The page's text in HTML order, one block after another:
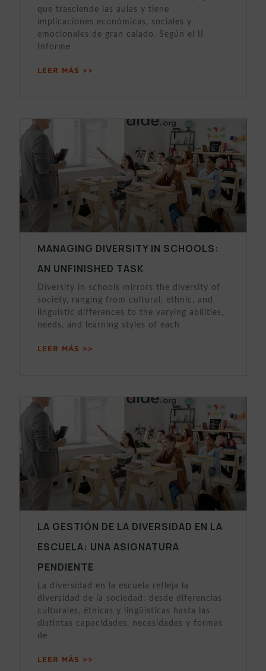
que trasciende las aulas y tiene
implicaciones económicas, sociales y
emocionales de gran calado. Según el II
Informe
LEER MÁS >>
MANAGING DIVERSITY IN SCHOOLS:
AN UNFINISHED TASK
Diversity in schools mirrors the diversity of
society, ranging from cultural, ethnic, and
linguistic differences to the varying abilities,
needs, and learning styles of each
LEER MÁS >>
LA GESTIÓN DE LA DIVERSIDAD EN LA
ESCUELA: UNA ASIGNATURA
PENDIENTE
La diversidad en la escuela refleja la
diversidad de la sociedad: desde diferencias
culturales, étnicas y lingüísticas hasta las
distintas capacidades, necesidades y formas
de
LEER MÁS >>